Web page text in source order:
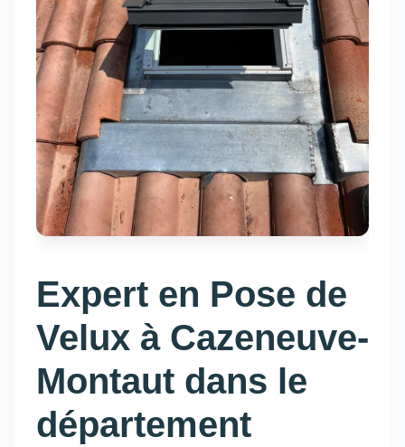
Expert en Pose de
Velux à Cazeneuve-
Montaut dans le
département